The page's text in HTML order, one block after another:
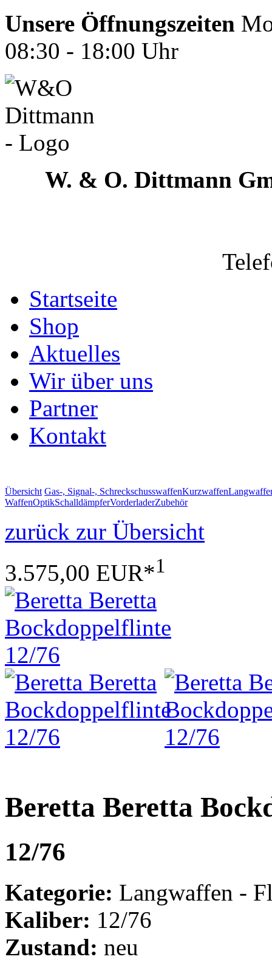
Unsere Öffnungszeiten
08:30 - 18:00 Uhr
W. & O. Dittmann
Startseite
Shop
Aktuelles
Wir über uns
Partner
Kontakt
Übersicht Gas-, Signal-, SchreckschusswaffenKurzwaffen
WaffenOptikSchalldämpferVorderladerZubehör
zurück zur Übersicht
3.575,00 EUR*1
Beretta Beretta
12/76
Kategorie: Langwaffen -
Kaliber: 12/76
Zustand: neu